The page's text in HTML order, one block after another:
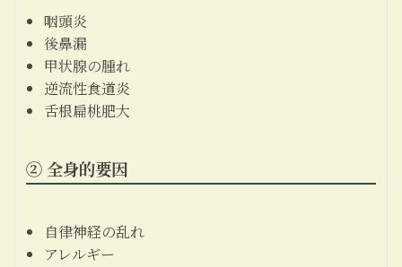
咽頭炎
後鼻漏
甲状腺の腫れ
逆流性食道炎
舌根扁桃肥大
② 全身的要因
自律神経の乱れ
アレルギー